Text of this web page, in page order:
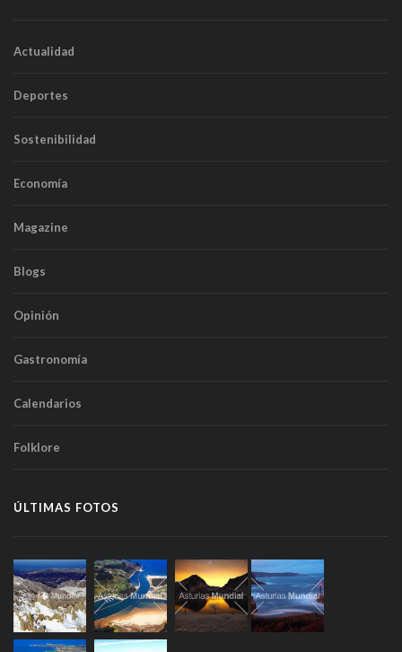
Actualidad
Deportes
Sostenibilidad
Economía
Magazine
Blogs
Opinión
Gastronomía
Calendarios
Folklore
ÚLTIMAS FOTOS